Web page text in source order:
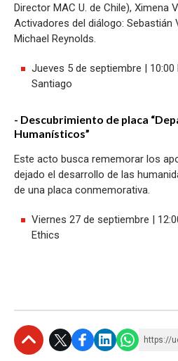
Director MAC U. de Chile), Ximena
Activadores del diálogo: Sebastián
Michael Reynolds.
Jueves 5 de septiembre | 10:00
Santiago
- Descubrimiento de placa
Humanísticos”
Este acto busca rememorar los
dejado el desarrollo de las
de una placa conmemorativa.
Viernes 27 de septiembre |
Ethics
https://